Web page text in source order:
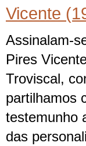
Vicente
Assinalam-
Pires
Troviscal,
partilhamos
testemunho
das